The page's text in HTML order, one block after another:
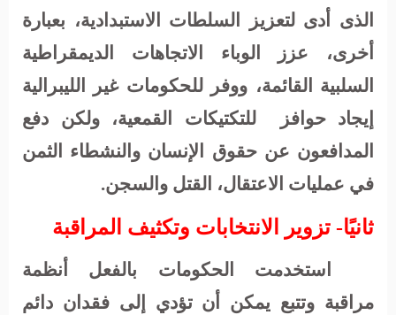
الذى أدى لتعزيز السلطات الاستبدادية، بعبارة
أخرى، عزز الوباء الاتجاهات الديمقراطية
السلبية القائمة، ووفر للحكومات غير الليبرالية
إيجاد حوافز
للتكتيكات القمعية، ولكن دفع
المدافعون عن حقوق الإنسان والنشطاء الثمن
في عمليات الاعتقال، القتل والسجن.
ثانيًا- تزوير الانتخابات وتكثيف المراقبة
استخدمت الحكومات بالفعل أنظمة
مراقبة وتتبع يمكن أن تؤدي إلى فقدان دائم